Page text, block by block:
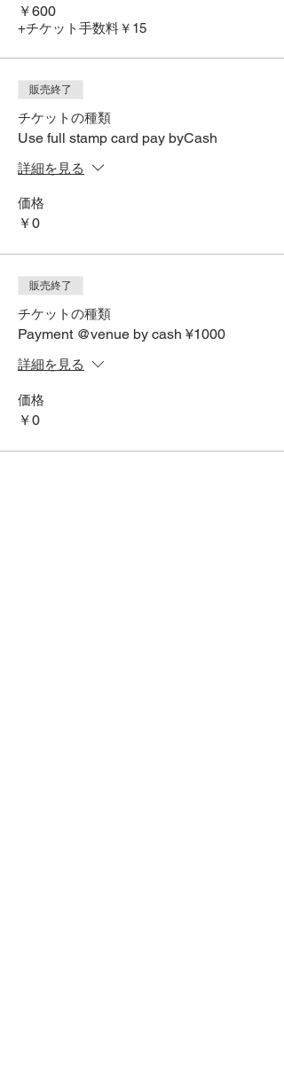
￥600
+チケット手数料￥15
販売終了
チケットの種類
Use full stamp card pay byCash
詳細を見る
価格
￥0
販売終了
チケットの種類
Payment @venue by cash ¥1000
詳細を見る
価格
￥0